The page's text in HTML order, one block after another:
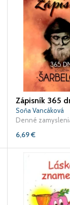
Soňa Vancáková
Denné
6,69€